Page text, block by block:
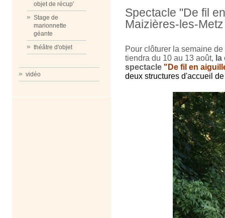
objet de récup'
Stage de
marionnette
géante
théâtre d'objet
vidéo
Spectacle "De fil
Maizières-les-Metz
Pour clôturer la semaine
tiendra du 10 au 13 août,
spectacle "De fil en
deux structures d'accueil